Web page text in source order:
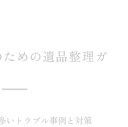
めの遺品整理ガ
いトラブル事例と対策